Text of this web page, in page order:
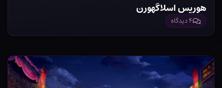
هوریس اسلاگهورن
۴ دیدگاه